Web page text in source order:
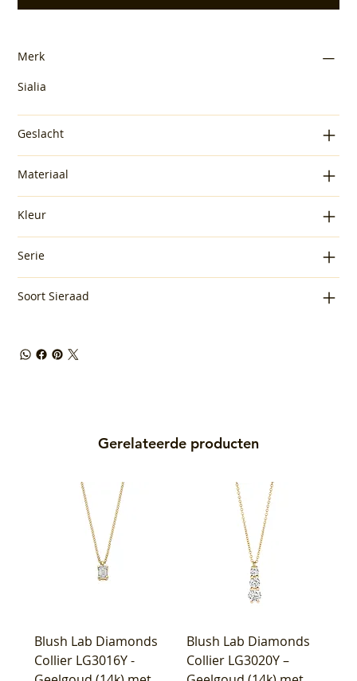
Merk
Sialia
Geslacht
Materiaal
Kleur
Serie
Soort Sieraad
Gerelateerde producten
Blush Lab Diamonds
Collier LG3016Y -
Blush Lab Diamonds
Collier LG3020Y –